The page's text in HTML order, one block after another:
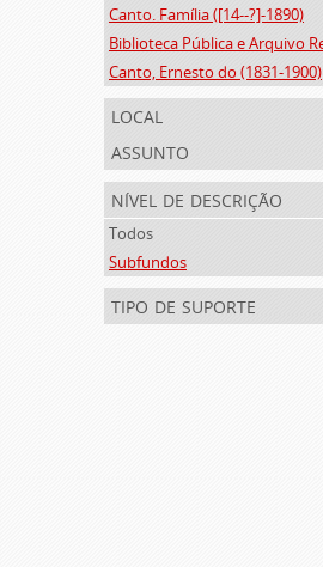
Canto. Família ([14--?]-1890)
Canto, Ernesto do (1831-1900)
local
assunto
nível de descrição
Todos
Subfundos
tipo de suporte